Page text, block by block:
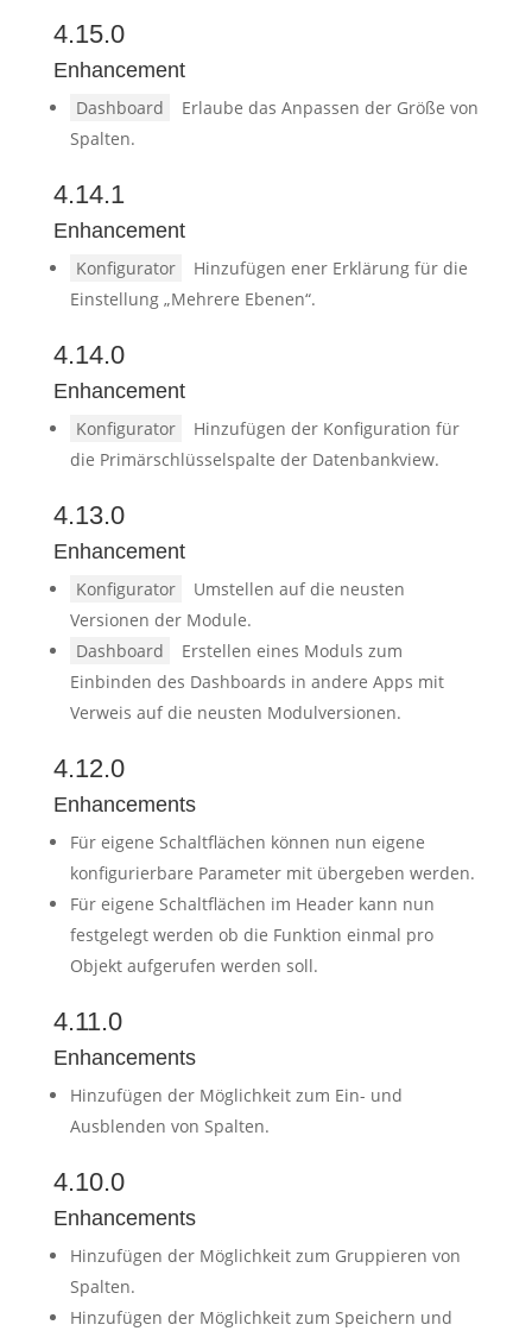
4.15.0
Enhancement
Dashboard
Erlaube das Anpassen der Größe von
Spalten.
4.14.1
Enhancement
Konfigurator
Hinzufügen ener Erklärung für die
Einstellung „Mehrere Ebenen“.
4.14.0
Enhancement
Konfigurator
Hinzufügen der Konfiguration für
die Primärschlüsselspalte der Datenbankview.
4.13.0
Enhancement
Konfigurator
Umstellen auf die neusten
Versionen der Module.
Dashboard
Erstellen eines Moduls zum
Einbinden des Dashboards in andere Apps mit
Verweis auf die neusten Modulversionen.
4.12.0
Enhancements
Für eigene Schaltflächen können nun eigene
konfigurierbare Parameter mit übergeben werden.
Für eigene Schaltflächen im Header kann nun
festgelegt werden ob die Funktion einmal pro
Objekt aufgerufen werden soll.
4.11.0
Enhancements
Hinzufügen der Möglichkeit zum Ein- und
Ausblenden von Spalten.
4.10.0
Enhancements
Hinzufügen der Möglichkeit zum Gruppieren von
Spalten.
Hinzufügen der Möglichkeit zum Speichern und